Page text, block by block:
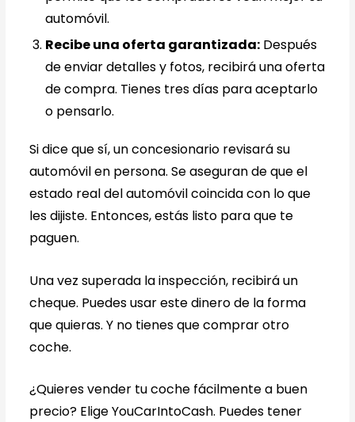
automóvil.
Recibe una oferta garantizada: Después
de enviar detalles y fotos, recibirá una oferta
de compra. Tienes tres días para aceptarlo
o pensarlo.
Si dice que sí, un concesionario revisará su
automóvil en persona. Se aseguran de que el
estado real del automóvil coincida con lo que
les dijiste. Entonces, estás listo para que te
paguen.
Una vez superada la inspección, recibirá un
cheque. Puedes usar este dinero de la forma
que quieras. Y no tienes que comprar otro
coche.
¿Quieres vender tu coche fácilmente a buen
precio? Elige YouCarIntoCash. Puedes tener